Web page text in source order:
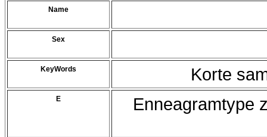
Name
Sex
KeyWords Korte
E Enneagramtype